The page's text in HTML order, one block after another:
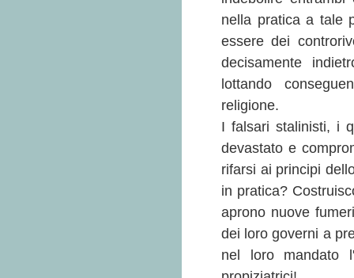
nella pratica a tale
essere dei
decisamente
lottando
religione.
I falsari stalinisti, i
devastato e
rifarsi ai principi
in pratica?
aprono nuove
dei loro governi a
nel loro mandato